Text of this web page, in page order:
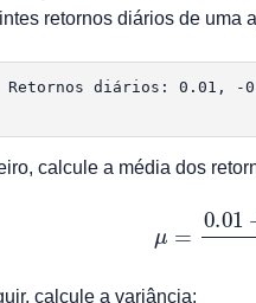
retornos diários de uma
Retornos diários: 0.01, -
calcule a média dos
μ =
calcule a variância: